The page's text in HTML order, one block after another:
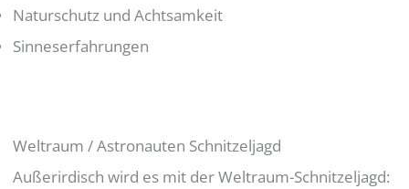
Naturschutz und Achtsamkeit
Sinneserfahrungen
Weltraum / Astronauten Schnitzeljagd
Außerirdisch wird es mit der Weltraum-Schnitzeljagd: